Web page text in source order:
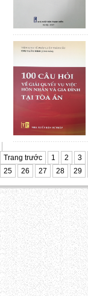
Trang trước 1 2 3
25
26 27 28 29